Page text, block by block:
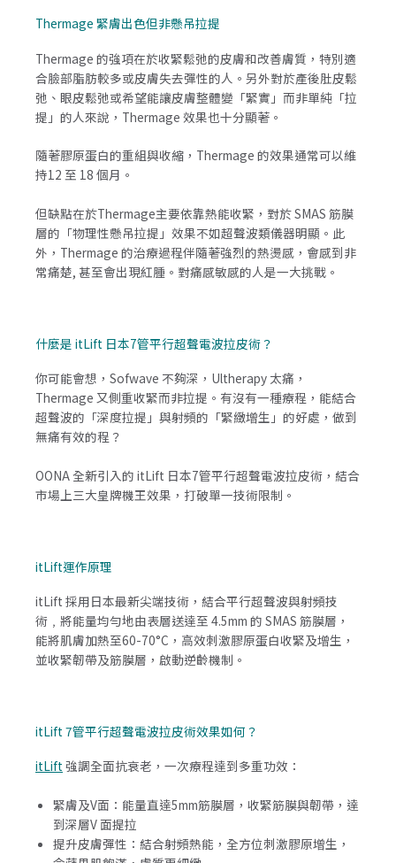
Thermage 緊膚出色但非懸吊拉提
Thermage 的強項在於收緊鬆弛的皮膚和改善膚質，特別適
合臉部脂肪較多或皮膚失去彈性的人。另外對於產後肚皮鬆
弛、眼皮鬆弛或希望能讓皮膚整體變「緊實」而非單純「拉
提」的人來說，Thermage 效果也十分顯著。
隨著膠原蛋白的重組與收縮，Thermage 的效果通常可以維
持12 至 18 個月。
但缺點在於Thermage主要依靠熱能收緊，對於 SMAS 筋膜
層的「物理性懸吊拉提」效果不如超聲波類儀器明顯。此
外，Thermage 的治療過程伴隨著強烈的熱燙感，會感到非
常痛楚, 甚至會出現紅腫。對痛感敏感的人是一大挑戰。
什麼是 itLift 日本7管平行超聲電波拉皮術？
你可能會想，Sofwave 不夠深，Ultherapy 太痛，
Thermage 又側重收緊而非拉提。有沒有一種療程，能結合
超聲波的「深度拉提」與射頻的「緊緻增生」的好處，做到
無痛有效的程？
OONA 全新引入的 itLift 日本7管平行超聲電波拉皮術，結合
市場上三大皇牌機王效果，打破單一技術限制。
itLift運作原理
itLift 採用日本最新尖端技術，結合平行超聲波與射頻技
術﹐將能量均勻地由表層送達至 4.5mm 的 SMAS 筋膜層，
能將肌膚加熱至60-70°C，高效刺激膠原蛋白收緊及增生，
並收緊韌帶及筋膜層，啟動逆齡機制。
itLift 7管平行超聲電波拉皮術效果如何？
itLift 強調全面抗衰老，一次療程達到多重功效：
緊膚及V面：能量直達5mm筋膜層，收緊筋膜與韌帶，達
到深層V 面提拉
提升皮膚彈性：結合射頻熱能，全方位刺激膠原增生，